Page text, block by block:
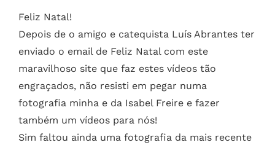
Feliz Natal!
Depois de o amigo e catequista Luís Abrantes ter
enviado o email de Feliz Natal com este
maravilhoso site que faz estes vídeos tão
engraçados, não resisti em pegar numa
fotografia minha e da Isabel Freire e fazer
também um vídeos para nós!
Sim faltou ainda uma fotografia da mais recente